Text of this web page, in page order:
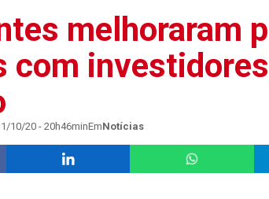
melhoraram
com
10/20 - 20h46minEmNotícias